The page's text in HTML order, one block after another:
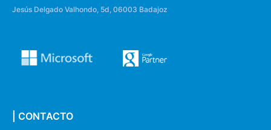
Jesús Delgado Valhondo, 5d, 06003 Badajoz
| CONTACTO